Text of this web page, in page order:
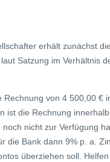
erhält zunächst
Satzung im Verhältnis
von 4 500,00 €
ist die Rechnung
nicht zur Verfügung
die Bank dann 9% p. a.
überziehen soll.